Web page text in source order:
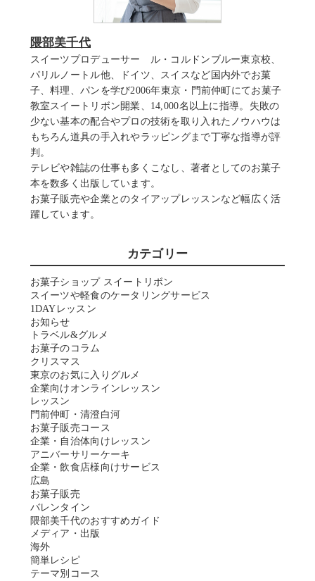
隈部美千代
スイーツプロデューサー ル・コルドンブルー東京校、
パリルノートル他、ドイツ、スイスなど国内外でお菓
子、料理、パンを学び2006年東京・門前仲町にてお菓子
教室スイートリボン開業、14,000名以上に指導。失敗の
少ない基本の配合やプロの技術を取り入れたノウハウは
もちろん道具の手入れやラッピングまで丁寧な指導が評
判。
テレビや雑誌の仕事も多くこなし、著者としてのお菓子
本を数多く出版しています。
お菓子販売や企業とのタイアップレッスンなど幅広く活
躍しています。
カテゴリー
お菓子ショップ スイートリボン
スイーツや軽食のケータリングサービス
1DAYレッスン
お知らせ
トラベル&グルメ
お菓子のコラム
クリスマス
東京のお気に入りグルメ
企業向けオンラインレッスン
レッスン
門前仲町・清澄白河
お菓子販売コース
企業・自治体向けレッスン
アニバーサリーケーキ
企業・飲食店様向けサービス
広島
お菓子販売
バレンタイン
隈部美千代のおすすめガイド
メディア・出版
海外
簡単レシピ
テーマ別コース